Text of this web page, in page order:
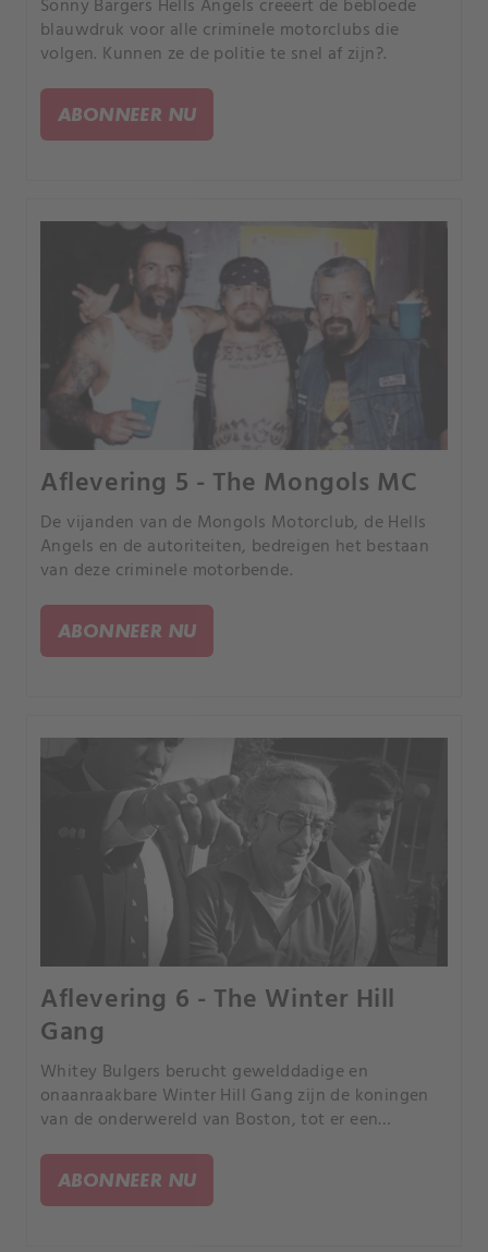
Sonny Bargers Hells Angels creëert de bebloede
blauwdruk voor alle criminele motorclubs die
volgen. Kunnen ze de politie te snel af zijn?.
ABONNEER NU
Aflevering 5 - The Mongols MC
De vijanden van de Mongols Motorclub, de Hells
Angels en de autoriteiten, bedreigen het bestaan
van deze criminele motorbende.
ABONNEER NU
Aflevering 6 - The Winter Hill
Gang
Whitey Bulgers berucht gewelddadige en
onaanraakbare Winter Hill Gang zijn de koningen
van de onderwereld van Boston, tot er een
ABONNEER NU